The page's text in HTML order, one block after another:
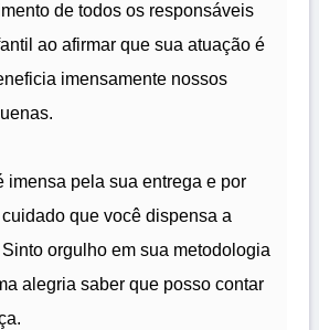
de todos os responsáveis
ao afirmar que sua atuação é
imensamente nossos
imensa pela sua entrega e por
que você dispensa a
orgulho em sua metodologia
alegria saber que posso contar